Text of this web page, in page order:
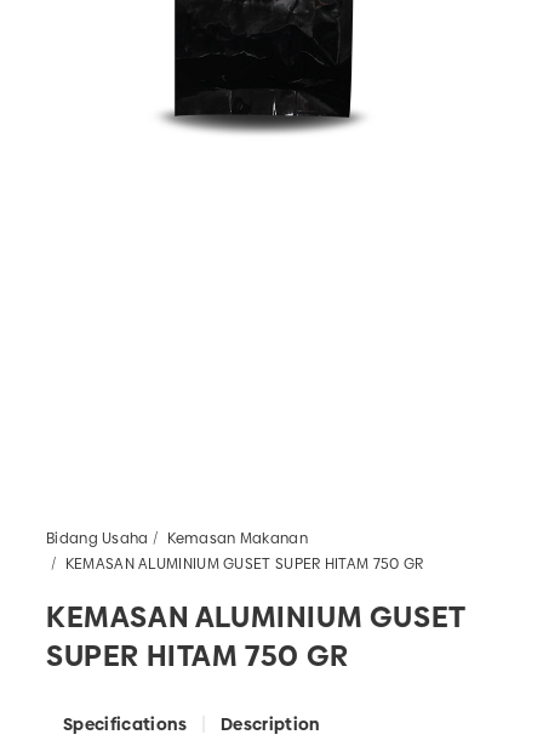
Bidang Usaha
Kemasan Makanan
KEMASAN ALUMINIUM GUSET SUPER HITAM 750 GR
KEMASAN ALUMINIUM GUSET
SUPER HITAM 750 GR
Specifications Description